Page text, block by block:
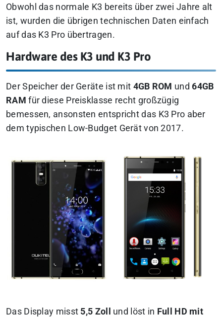
Obwohl das normale K3 bereits über zwei Jahre alt
ist, wurden die übrigen technischen Daten einfach
auf das K3 Pro übertragen.
Hardware des K3 und K3 Pro
Der Speicher der Geräte ist mit 4GB ROM und64GB
RAM für diese Preisklasse recht großzügig
bemessen, ansonsten entspricht das K3 Pro aber
dem typischen Low-Budget Gerät von 2017.
Das Display misst 5,5 Zoll und löst in Full HD mit